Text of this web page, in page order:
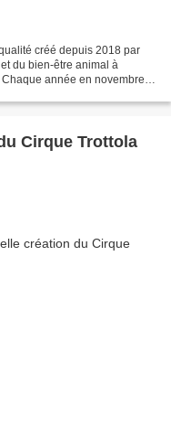
créé depuis 2018 par
du bien-être animal à
année en novembre,
Cirque Trottola